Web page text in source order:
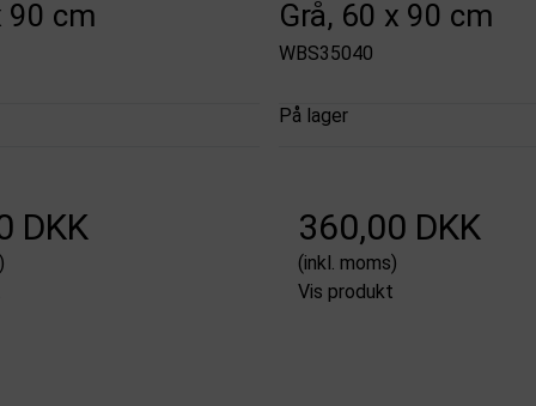
90 cm
DKK
Grå, 60 x 90 cm
WBS35040
På lager
360,00 DKK
(inkl. moms)
Vis produkt